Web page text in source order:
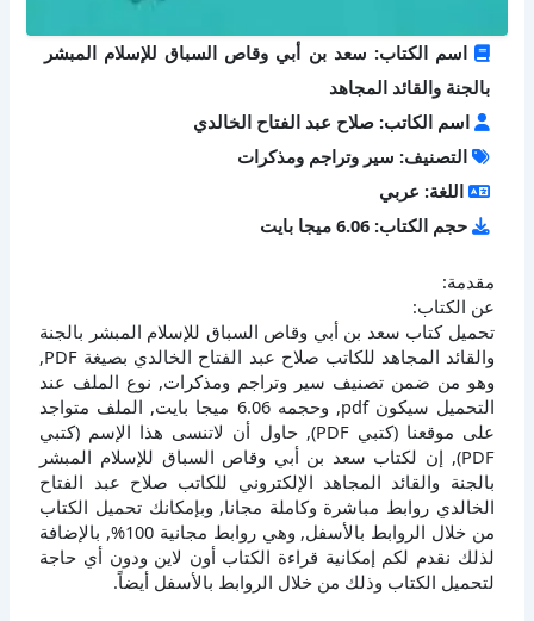
اسم الكتاب: سعد بن أبي وقاص السباق للإسلام المبشر
بالجنة والقائد المجاهد
اسم الكاتب: صلاح عبد الفتاح الخالدي
التصنيف: سير وتراجم ومذكرات
اللغة: عربي
حجم الكتاب: 6.06 ميجا بايت
مقدمة:
عن الكتاب:
تحميل كتاب سعد بن أبي وقاص السباق للإسلام المبشر بالجنة
والقائد المجاهد للكاتب صلاح عبد الفتاح الخالدي بصيغة PDF,
وهو من ضمن تصنيف سير وتراجم ومذكرات, نوع الملف عند
التحميل سيكون pdf, وحجمه 6.06 ميجا بايت, الملف متواجد
على موقعنا (كتبي PDF), حاول أن لاتنسى هذا الإسم (كتبي
PDF), إن لكتاب سعد بن أبي وقاص السباق للإسلام المبشر
بالجنة والقائد المجاهد الإلكتروني للكاتب صلاح عبد الفتاح
الخالدي روابط مباشرة وكاملة مجانا, وبإمكانك تحميل الكتاب
من خلال الروابط بالأسفل, وهي روابط مجانية 100%, بالإضافة
لذلك نقدم لكم إمكانية قراءة الكتاب أون لاين ودون أي حاجة
لتحميل الكتاب وذلك من خلال الروابط بالأسفل أيضاً.